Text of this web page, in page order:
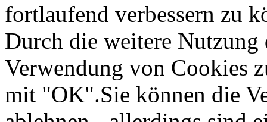
fortlaufend verbessern zu
Durch die weitere Nutzung
Verwendung von Cookies
mit "OK".Sie können die